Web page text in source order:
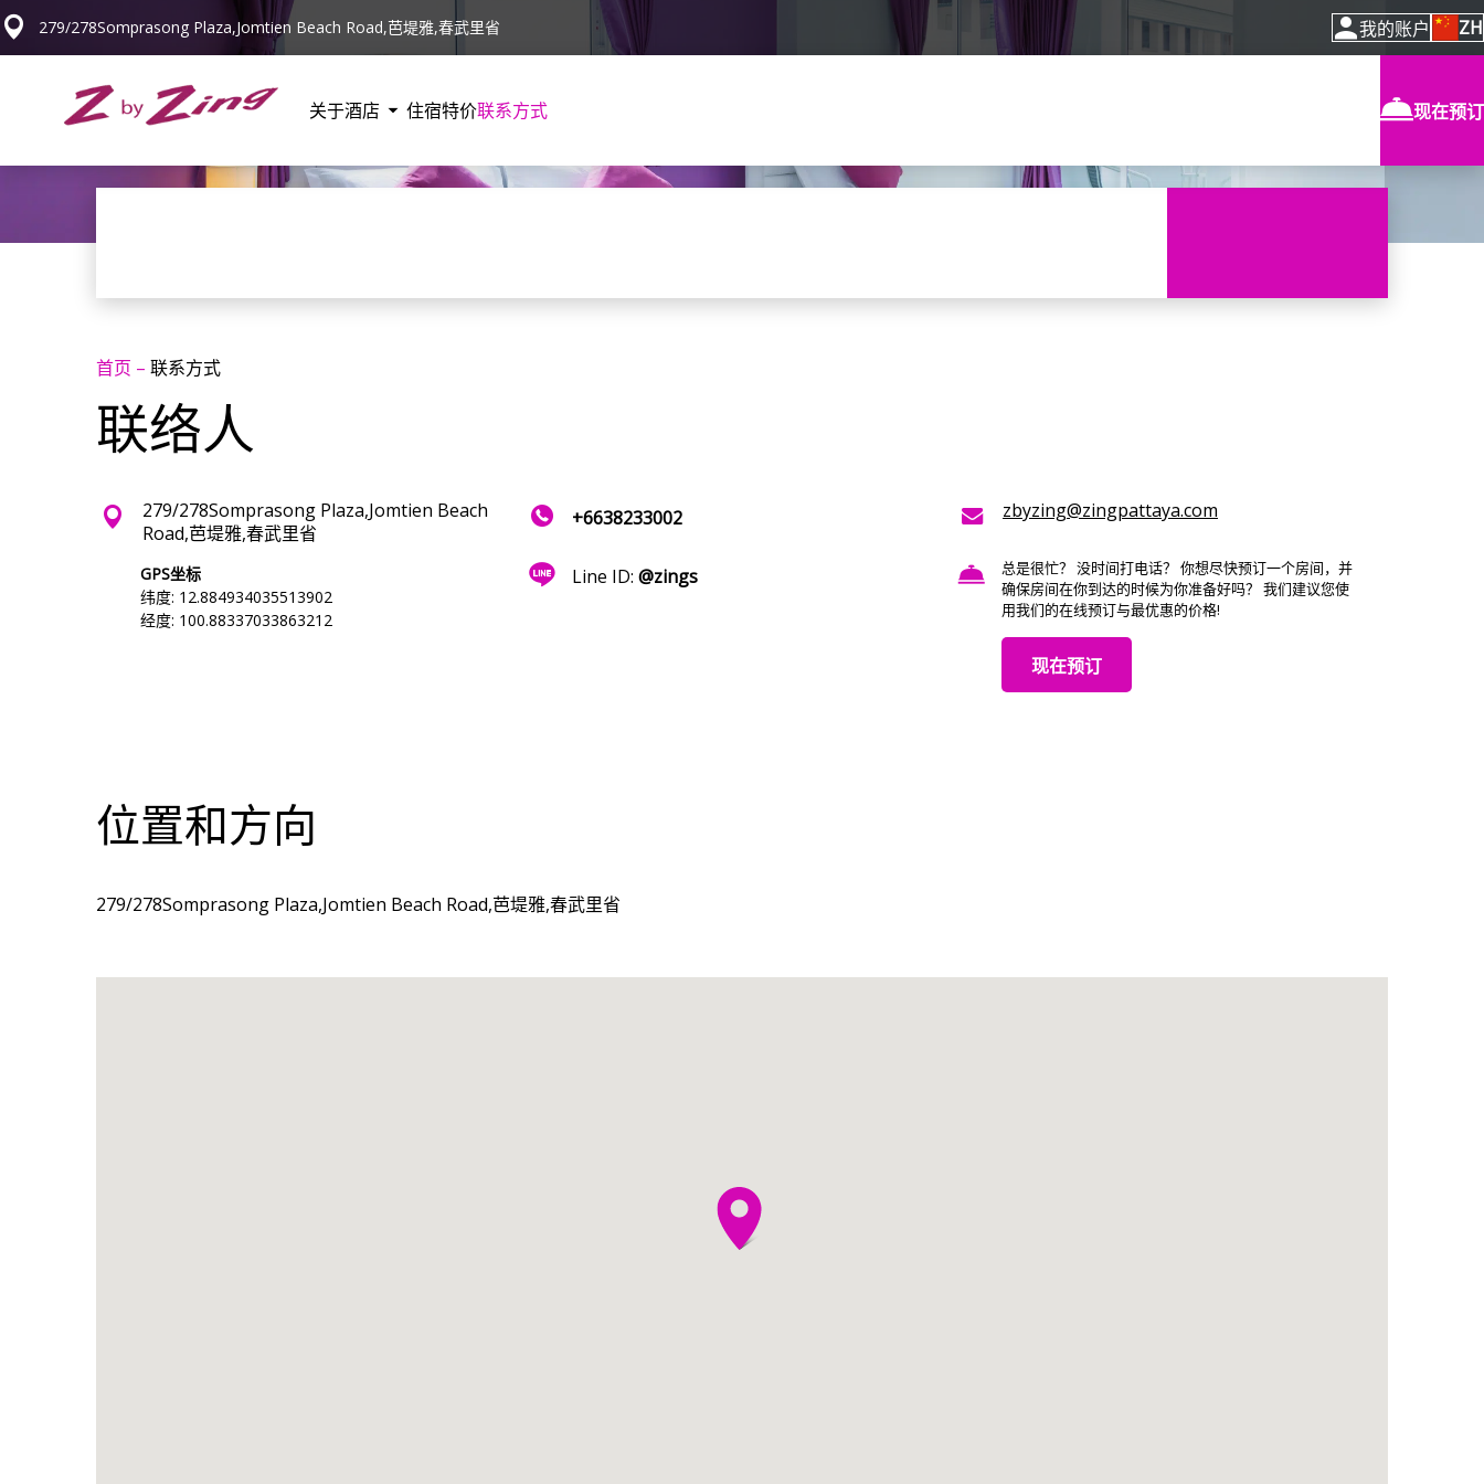
279/278Somprasong Plaza,Jomtien Beach Road,芭堤雅,春武里省 我的账户 ZH
关于酒店 住宿特价联系方式 现在预订
首页 – 联系方式
联络人
279/278Somprasong Plaza,Jomtien Beach
Road,芭堤雅,春武里省
GPS坐标
纬度: 12.884934035513902
经度: 100.88337033863212
+6638233002
Line ID: @zings
zbyzing@zingpattaya.com
总是很忙？ 没时间打电话？ 你想尽快预订一个房间，并
确保房间在你到达的时候为你准备好吗？ 我们建议您使
用我们的在线预订与最优惠的价格!
现在预订
位置和方向
279/278Somprasong Plaza,Jomtien Beach Road,芭堤雅,春武里省